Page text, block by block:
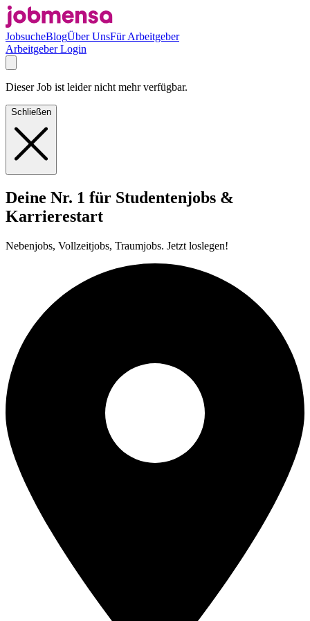
JobsucheBlogÜber UnsFür Arbeitgeber
Arbeitgeber Login
Dieser Job ist leider nicht mehr verfügbar.
Schließen
Deine Nr. 1 für Studentenjobs &
Karrierestart
Nebenjobs, Vollzeitjobs, Traumjobs. Jetzt loslegen!